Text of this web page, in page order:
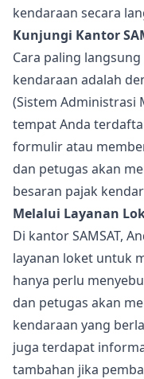
kendaraan secara
Kunjungi Kantor
Cara paling
kendaraan adalah
(Sistem Administrasi
tempat Anda
formulir atau
dan petugas akan
besaran pajak
Melalui Layanan
Di kantor SAMSAT,
layanan loket untuk
hanya perlu
dan petugas akan
kendaraan yang
juga terdapat
tambahan jika